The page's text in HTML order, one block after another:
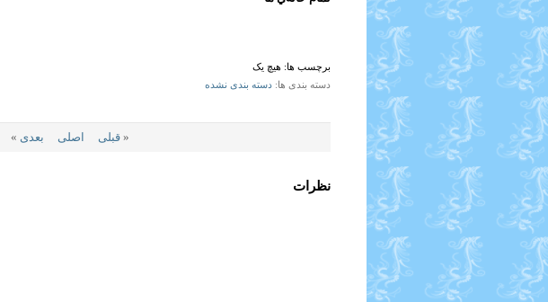
برچسب ها: هیچ یک
دسته بندی ها دسته بندی نشده
« قبلی اصلى بعدی »
نظرات